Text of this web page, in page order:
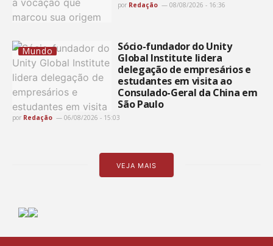
por Redação 08/08/2026 - 16:36
Mundo
Sócio-fundador do Unity
Global Institute lidera
delegação de empresários e
estudantes em visita ao
Consulado-Geral da China em
São Paulo
por Redação 06/08/2026 - 15:03
VEJA MAIS